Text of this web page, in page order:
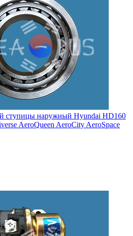
ступицы наружный Hyundai HD160
AeroQueen AeroCity AeroSpace